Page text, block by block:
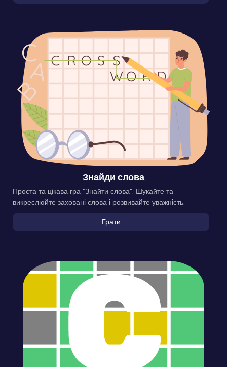
Знайди слова
Проста та цікава гра “Знайти слова”. Шукайте та
викреслюйте заховані слова і розвивайте уважність.
Грати